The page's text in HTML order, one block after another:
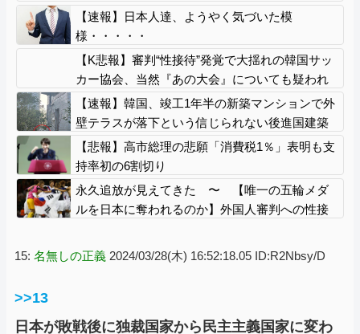
【速報】日本人達、ようやく気づいた模
様・・・・・
【K悲報】審判“性接待”発覚で大揺れの韓国サッ
カー協会、当然『あの大会』についても疑われ
てしまう…
【速報】韓国、竣工1年半の新築マンションで外
壁テラスが落下という信じられない後進国建築
を披露
【悲報】高市総理の悲願「消費税1％」表明も支
持率初の6割切り
永久追放が見えてきた 〜 【唯一の五輪メダ
ルを日本に奪われるのか】外国人審判への性接
ダル剝奪…
15: 名無しの正義 2024/03/28(木) 16:52:18.05 ID:R2Nbsy/D
>>13
日本が敗戦後に独裁国家から民主主義国家に変わ